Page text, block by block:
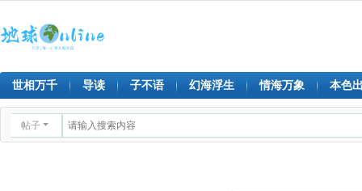
世相万千 导读 子不语 幻海浮生 情海万象 本色
帖子